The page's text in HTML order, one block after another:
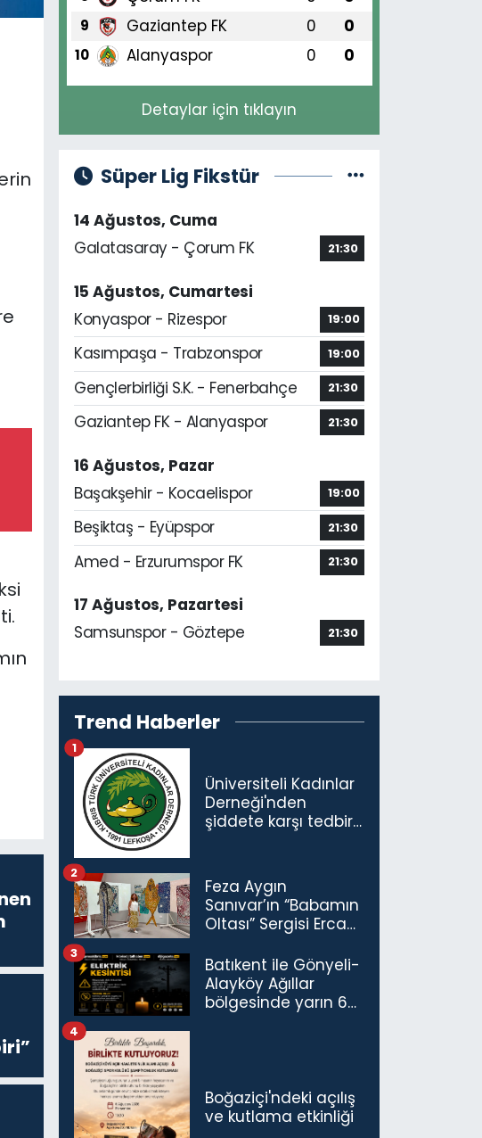
9 Gaziantep FK 0 0
10 Alanyaspor 0 0
Detaylar için tıklayın
Süper Lig Fikstür
14 Ağustos, Cuma
Galatasaray - Çorum FK
21:30
15 Ağustos, Cumartesi
Konyaspor - Rizespor
19:00
Kasımpaşa - Trabzonspor 19:00
Gençlerbirliği S.K. - Fenerbahçe 21:30
Gaziantep FK - Alanyaspor 21:30
16 Ağustos, Pazar
Başakşehir - Kocaelispor
19:00
Beşiktaş - Eyüpspor 21:30
Amed - Erzurumspor FK 21:30
17 Ağustos, Pazartesi
Samsunspor - Göztepe
21:30
Trend Haberler
Üniversiteli Kadınlar
Derneği'nden
şiddete karşı tedbir
1
Feza Aygın
Sanıvar’ın “Babamın
Oltası” Sergisi Ercan
Açıldı
2
Batıkent ile Gönyeli-
Alayköy Ağıllar
bölgesinde yarın 6
3
Boğaziçi'ndeki açılış
ve kutlama etkinliği
4